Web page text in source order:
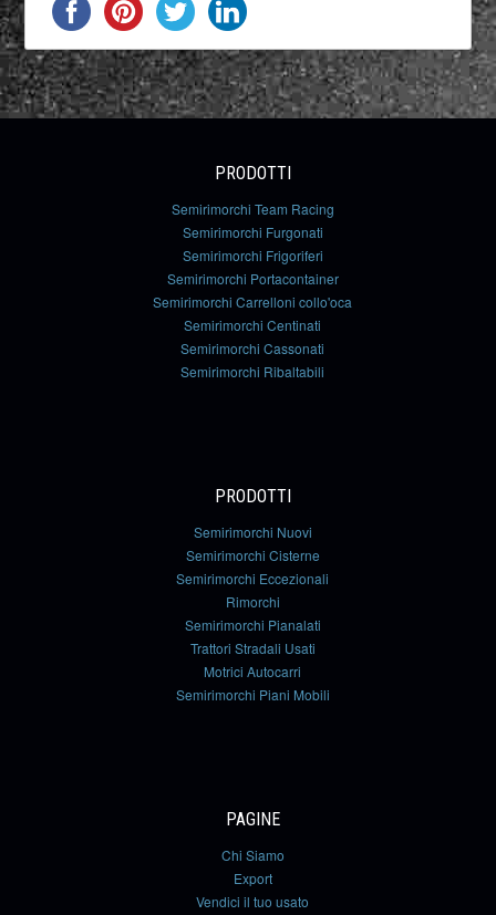
PRODOTTI
Semirimorchi Team Racing
Semirimorchi Furgonati
Semirimorchi Frigoriferi
Semirimorchi Portacontainer
Semirimorchi Carrelloni collo'oca
Semirimorchi Centinati
Semirimorchi Cassonati
Semirimorchi Ribaltabili
PRODOTTI
Semirimorchi Nuovi
Semirimorchi Cisterne
Semirimorchi Eccezionali
Rimorchi
Semirimorchi Pianalati
Trattori Stradali Usati
Motrici Autocarri
Semirimorchi Piani Mobili
PAGINE
Chi Siamo
Export
Vendici il tuo usato